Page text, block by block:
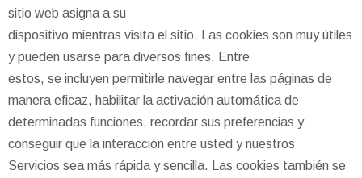
sitio web asigna a su
dispositivo mientras visita el sitio. Las cookies son muy útiles
y pueden usarse para diversos fines. Entre
estos, se incluyen permitirle navegar entre las páginas de
manera eficaz, habilitar la activación automática de
determinadas funciones, recordar sus preferencias y
conseguir que la interacción entre usted y nuestros
Servicios sea más rápida y sencilla. Las cookies también se